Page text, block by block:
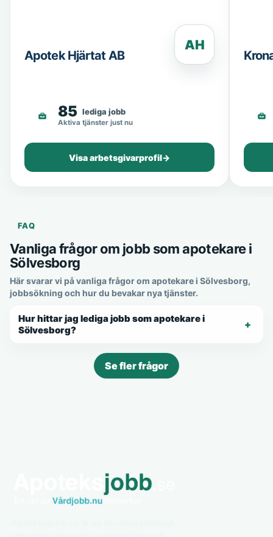
Apotek Hjärtat AB
AH
85 lediga jobb
Aktiva tjänster just nu
Visa arbetsgivarprofil→
FAQ
Vanliga frågor om jobb som apotekare i
Sölvesborg
Här svarar vi på vanliga frågor om apotekare i Sölvesborg,
jobbsökning och hur du bevakar nya tjänster.
Hur hittar jag lediga jobb som apotekare i
Sölvesborg?
Se fler frågor